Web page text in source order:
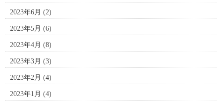
2023年6月 (2)
2023年5月 (6)
2023年4月 (8)
2023年3月 (3)
2023年2月 (4)
2023年1月 (4)